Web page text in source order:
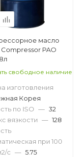
масло
Compressor PAO
свободное наличие
изготовления
Корея
по ISO — 32
вязкости — 128
при 100
с — 5.75